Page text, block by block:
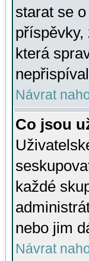
starat se
příspěvky,
která
Návrat
Co jsou
každé
nebo jim
Návrat